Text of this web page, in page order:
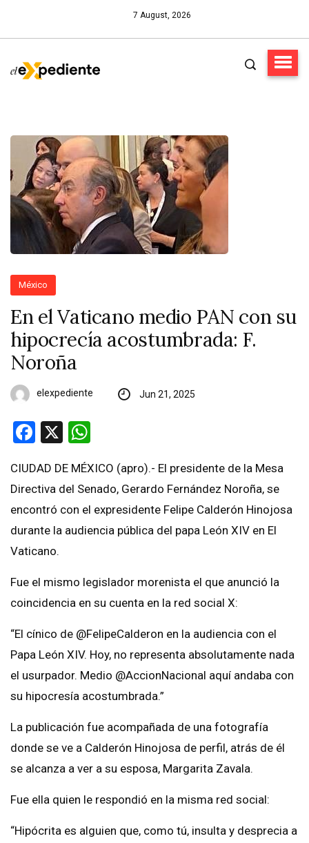
7 August, 2026
México
En el Vaticano medio PAN con su
hipocrecía acostumbrada: F.
Noroña
elexpediente Jun 21, 2025
Facebook
X
CIUDAD DE MÉXICO (apro).- El presidente de la Mesa
Directiva del Senado, Gerardo Fernández Noroña, se
encontró con el expresidente Felipe Calderón Hinojosa
durante la audiencia pública del papa León XIV en El
Vaticano.
Fue el mismo legislador morenista el que anunció la
coincidencia en su cuenta en la red social X:
“El cínico de @FelipeCalderon en la audiencia con el
Papa León XIV. Hoy, no representa absolutamente nada
el usurpador. Medio @AccionNacional aquí andaba con
su hipocresía acostumbrada.”
La publicación fue acompañada de una fotografía
donde se ve a Calderón Hinojosa de perfil, atrás de él
se alcanza a ver a su esposa, Margarita Zavala.
Fue ella quien le respondió en la misma red social:
“Hipócrita es alguien que, como tú, insulta y desprecia a